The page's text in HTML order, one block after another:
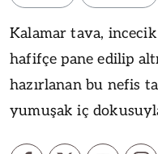
Kalamar tava,
hafifçe pane edilip
hazırlanan bu nefis
yumuşak iç